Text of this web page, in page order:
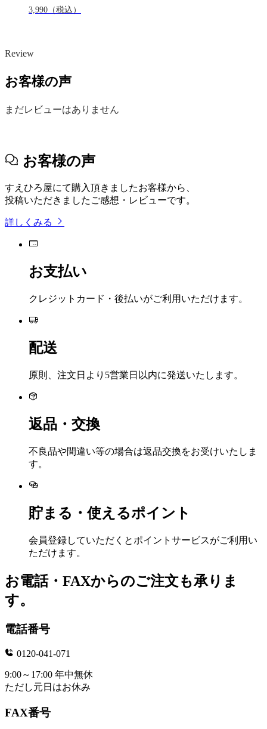
3,990 （税込）
Review
お客様の声
まだレビューはありません
お客様の声
すえひろ屋にて購入頂きましたお客様から、
投稿いただきましたご感想・レビューです。
詳しくみる
お支払い
クレジットカード・後払いがご利用いただけます。
配送
原則、注文日より5営業日以内に発送いたします。
返品・交換
不良品や間違い等の場合は返品交換をお受けいたしま
す。
貯まる・使えるポイント
会員登録していただくとポイントサービスがご利用い
ただけます。
お電話・FAXからのご注文も承りま
す。
電話番号
0120-041-071
9:00～17:00 年中無休
ただし元日はお休み
FAX番号